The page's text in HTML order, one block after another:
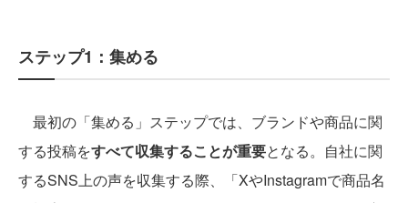
ステップ1：集める
最初の「集める」ステップでは、ブランドや商品に関
する投稿をすべて収集することが重要となる。自社に関
するSNS上の声を収集する際、「XやInstagramで商品名